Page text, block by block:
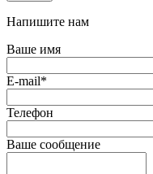
Напишите нам
Ваше имя
E-mail*
Телефон
Ваше сообщение